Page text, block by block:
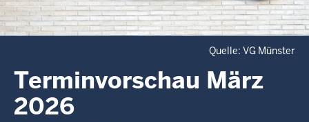
Quelle: VG Münster
Terminvorschau März
2026